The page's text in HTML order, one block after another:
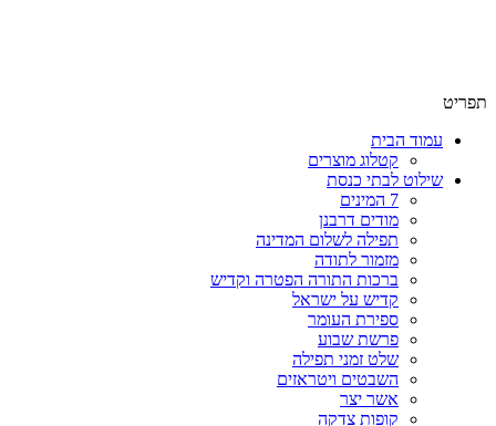
תפריט
עמוד הבית
קטלוג מוצרים
שילוט לבתי כנסת
7 המינים
מודים דרבנן
תפילה לשלום המדינה
מזמור לתודה
ברכות התורה הפטרה וקדיש
קדיש על ישראל
ספירת העומר
פרשת שבוע
שלט זמני תפילה
השבטים ויטראזים
אשר יצר
קופות צדקה